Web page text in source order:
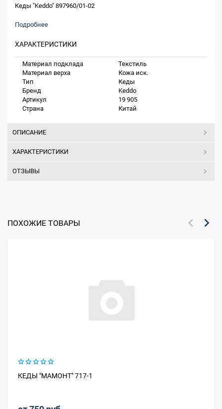
Кеды "Keddo" 897960/01-02
Подробнее
ХАРАКТЕРИСТИКИ
Материал подклада
Текстиль
Материал верха
Кожа иск.
Тип
Кеды
Бренд
Keddo
Артикул
19 905
Страна
Китай
ОПИСАНИЕ
ХАРАКТЕРИСТИКИ
ОТЗЫВЫ
ПОХОЖИЕ ТОВАРЫ
КЕДЫ "МАМОНТ" 717-1